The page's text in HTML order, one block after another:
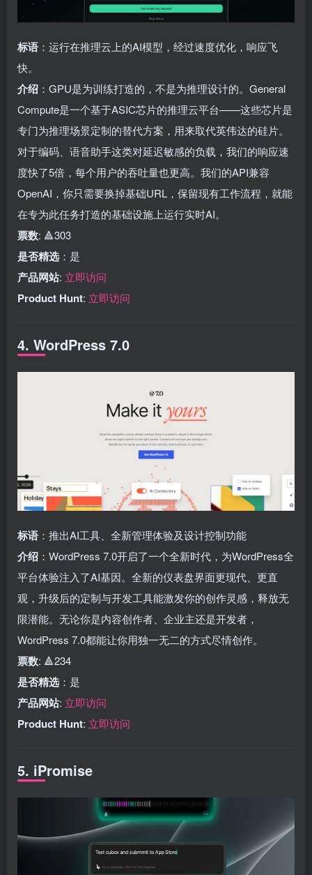
标语 ：运行在推理云上的AI模型，经过速度优化，响应飞
快。
介绍 ：GPU是为训练打造的，不是为推理设计的。General
Compute是一个基于ASIC芯片的推理云平台——这些芯片是
专门为推理场景定制的替代方案，用来取代英伟达的硅片。
对于编码、语音助手这类对延迟敏感的负载，我们的响应速
度快了5倍，每个用户的吞吐量也更高。我们的API兼容
OpenAI，你只需要换掉基础URL，保留现有工作流程，就能
在专为此任务打造的基础设施上运行实时AI。
票数: 🔺303
是否精选 ：是
产品网站: 立即访问
Product Hunt: 立即访问
4. WordPress 7.0
标语 ：推出AI工具、全新管理体验及设计控制功能
介绍 ：WordPress 7.0开启了一个全新时代，为WordPress全
平台体验注入了AI基因。全新的仪表盘界面更现代、更直
观，升级后的定制与开发工具能激发你的创作灵感，释放无
限潜能。无论你是内容创作者、企业主还是开发者，
WordPress 7.0都能让你用独一无二的方式尽情创作。
票数: 🔺234
是否精选 ：是
产品网站: 立即访问
Product Hunt: 立即访问
5. iPromise